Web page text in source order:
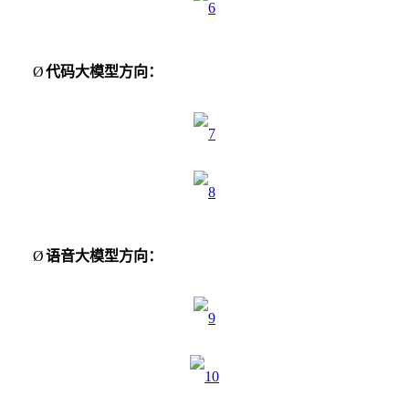
Ø代码大模型方向：
Ø语音大模型方向：